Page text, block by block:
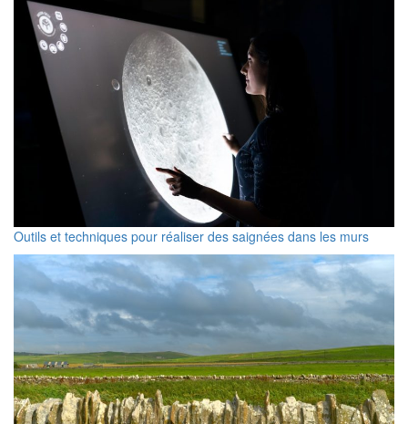
Outils et techniques pour réaliser des saignées dans les murs